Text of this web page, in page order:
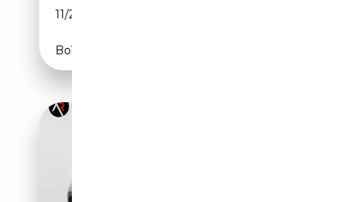
11/2023
Boîte automatique